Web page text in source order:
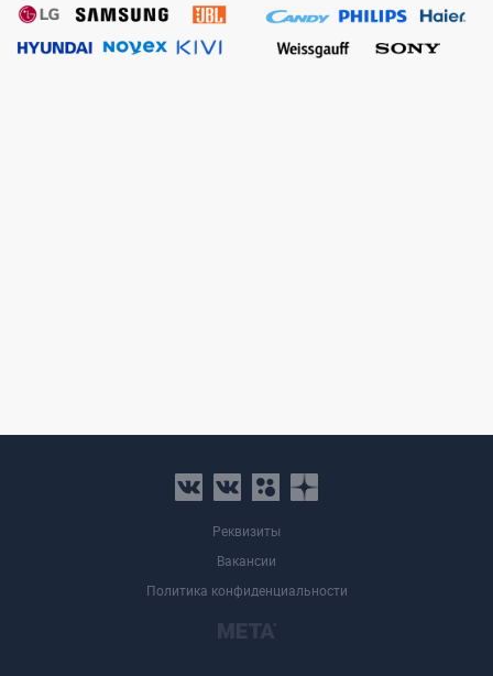
Реквизиты
Вакансии
Политика конфиденциальности